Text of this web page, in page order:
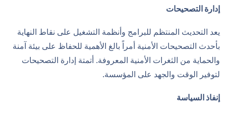
إدارة التصحيحات
يعد التحديث المنتظم للبرامج وأنظمة التشغيل على نقاط النهاية
بأحدث التصحيحات الأمنية أمراً بالغ الأهمية للحفاظ على بيئة آمنة
والحماية من الثغرات الأمنية المعروفة. أتمتة إدارة التصحيحات
لتوفير الوقت والجهد على المؤسسة.
إنفاذ السياسة